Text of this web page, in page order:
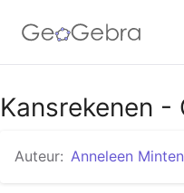
Google Classroom
GeoGebra Klaslokaal
Kansrekenen -
Auteur: Anneleen Minten